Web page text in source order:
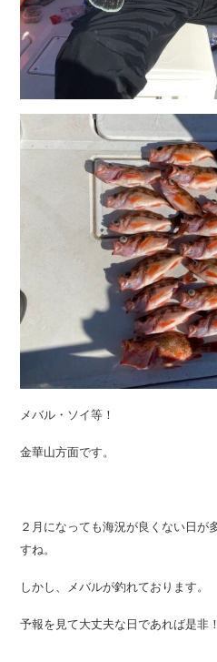
メバル・ソイ等！
金華山方面です。
２月になっても海況が良くない日が
すね。
しかし、メバルが釣れております。
予報を見て大丈夫な日であれば是非！